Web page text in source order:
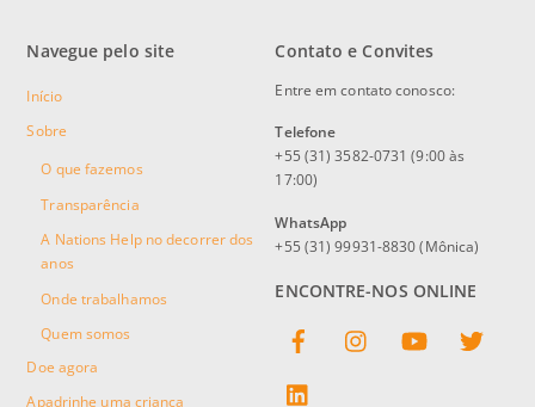
Navegue pelo site
Início
Sobre
O que fazemos
Transparência
A Nations Help no decorrer dos
anos
Onde trabalhamos
Quem somos
Doe agora
Apadrinhe uma criança
Contato e Convites
Entre em contato conosco:
Telefone
+55 (31) 3582-0731 (9:00 às
17:00)
WhatsApp
+55 (31) 99931-8830 (Mônica)
ENCONTRE-NOS ONLINE